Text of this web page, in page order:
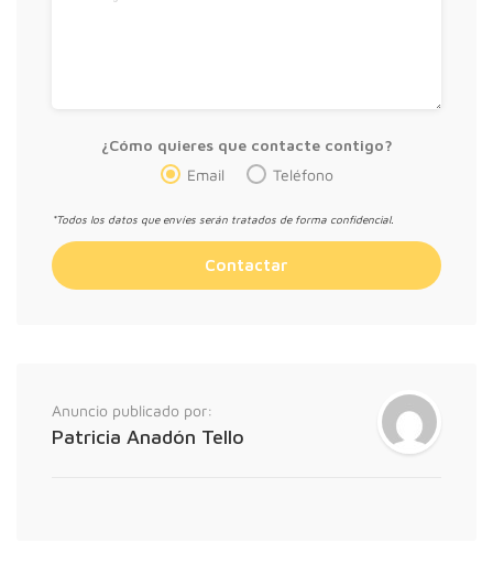
¿Cómo quieres que contacte contigo?
Email
Teléfono
*Todos los datos que envíes serán tratados de forma confidencial.
Anuncio publicado por:
Patricia Anadón Tello